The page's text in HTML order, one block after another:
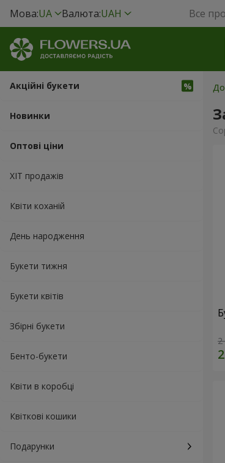
Мова:UA Валюта:UAH Все
Акційні букети
Новинки
Оптові ціни
ХІТ продажів
Квіти коханій
День народження
Букети тижня
Букети квітів
Збірні букети
Бенто-букети
Квіти в коробці
Квіткові кошики
Подарунки
2